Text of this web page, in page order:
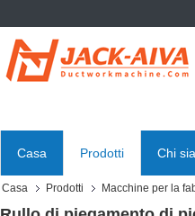
Casa Prodotti Chi
Casa Prodotti Macchine per la